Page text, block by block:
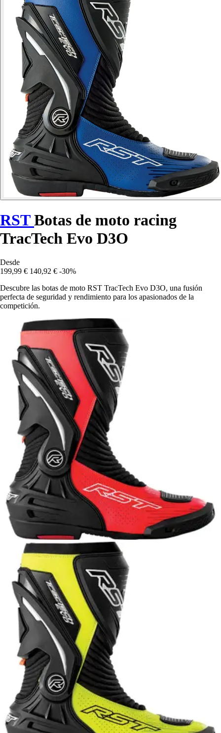
RSTBotas de moto racing
TracTech Evo D3O
Desde
199,99 € 140,92 € -30%
Descubre las botas de moto RST TracTech Evo D3O, una fusión
perfecta de seguridad y rendimiento para los apasionados de la
competición.